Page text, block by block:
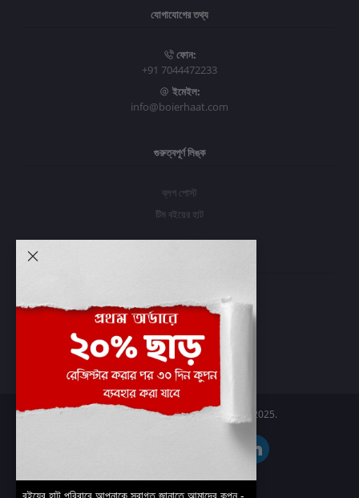
যোগাযোগের তথ্য
ফোন:
+91 7044472233
ইমেইল:
info@boierhaat.com
গুরুত্বপূর্ণ লিঙ্ক
ব্লগ পোস্ট
টিম বইয়ের হাট
প্রবেশ করুন
অর্ডার ইতিহাস
আমার ইচ্ছাগুলি
অর্ডার ট্র্যাকিং
Boier Haat™ | © All rights reserved 2025.